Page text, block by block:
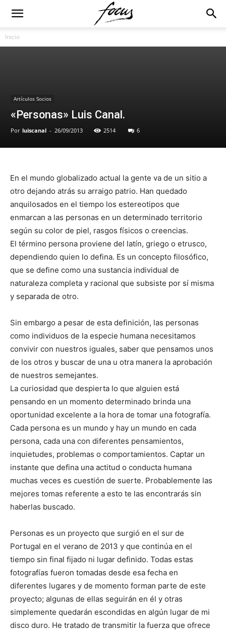
Inicio
Artículos Socios
«Personas» Luis Canal.
Por luiscanal - 26/09/2013 2514 6
En el mundo globalizado actual la gente va de un sitio a
otro dejando atrás su arraigo patrio. Han quedado
anquilosados en el tiempo los estereotipos que
enmarcan a las personas en un determinado territorio
según su color de piel, rasgos físicos o creencias.
El término persona proviene del latín, griego o etrusco,
dependiendo quien lo defina. Es un concepto filosófico,
que se define como una sustancia individual de
naturaleza completa y racional que subsiste por sí misma
y separada de otro.
Sin embargo a pesar de esta definición, las personas
como individuos de la especie humana necesitamos
convivir con nuestros iguales, saber que pensamos unos
de los otros y buscar de una u otra manera la aprobación
de nuestros semejantes.
La curiosidad que despierta lo que alguien está
pensando en un momento determinado brinda una
oportunidad excelente a la hora de tomar una fotografía.
Cada persona es un mundo y hay un mundo en cada
persona, cada una con diferentes pensamientos,
inquietudes, problemas o comportamientos. Captar un
instante que defina una actitud o conducta humana
muchas veces es cuestión de suerte. Probablemente las
mejores tomas referente a esto te las encontrarás sin
haberlas buscado.
Personas es un proyecto que surgió en el sur de
Portugal en el verano de 2013 y que continúa en el
tiempo sin final fijado ni lugar definido. Todas estas
fotografías fueron tomadas desde esa fecha en
diferentes lugares y de momento forman parte de este
proyecto; algunas de ellas seguirán en él y otras
simplemente quedarán escondidas en algún lugar de mi
disco duro. He tratado de transmitir la fuerza que ofrece